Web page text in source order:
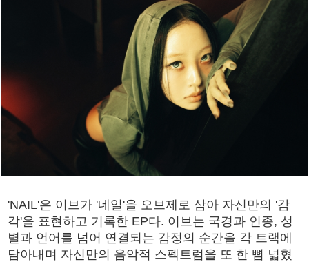
'NAIL'은 이브가 '네일'을 오브제로 삼아 자신만의 '감
각'을 표현하고 기록한 EP다. 이브는 국경과 인종, 성
별과 언어를 넘어 연결되는 감정의 순간을 각 트랙에
담아내며 자신만의 음악적 스펙트럼을 또 한 뼘 넓혔